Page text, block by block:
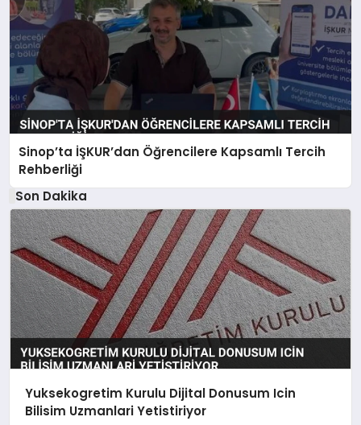
Sinop’ta İŞKUR’dan Öğrencilere Kapsamlı Tercih
Rehberliği
Son Dakika
Yuksekogretim Kurulu Dijital Donusum Icin
Bilisim Uzmanlari Yetistiriyor